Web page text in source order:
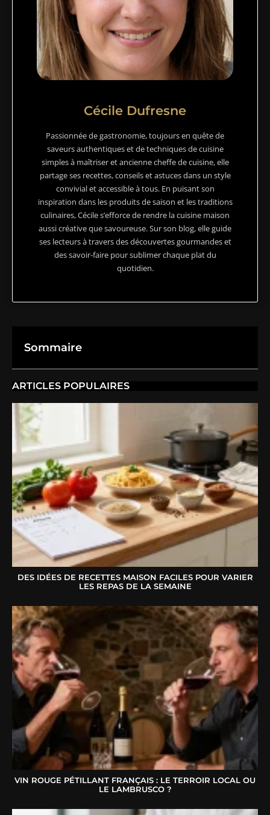
Cécile Dufresne
Passionnée de gastronomie, toujours en quête de
saveurs authentiques et de techniques de cuisine
simples à maîtriser et ancienne cheffe de cuisine, elle
partage ses recettes, conseils et astuces dans un style
convivial et accessible à tous. En puisant son
inspiration dans les produits de saison et les traditions
culinaires, Cécile s’efforce de rendre la cuisine maison
aussi créative que savoureuse. Sur son blog, elle guide
ses lecteurs à travers des découvertes gourmandes et
des savoir-faire pour sublimer chaque plat du
quotidien.
Sommaire
ARTICLES POPULAIRES
DES IDÉES DE RECETTES MAISON FACILES POUR VARIER
LES REPAS DE LA SEMAINE
VIN ROUGE PÉTILLANT FRANÇAIS : LE TERROIR LOCAL OU
LE LAMBRUSCO ?